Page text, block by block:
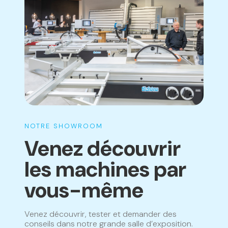
notre gamme ne sont donc pas inclus.
NOTRE SHOWROOM
Venez découvrir
les machines par
vous-même
Venez découvrir, tester et demander des
conseils dans notre grande salle d’exposition.